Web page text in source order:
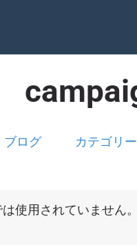
ブログ カテゴリー